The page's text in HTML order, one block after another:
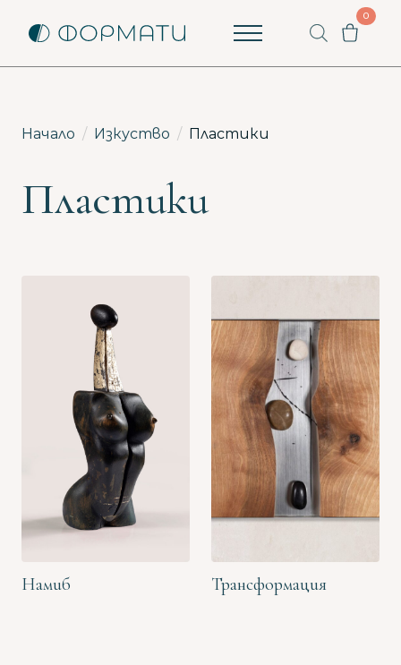
0
Начало Изкуство Пластики
Пластики
Намиб Трансформация
Вашият имейл
Имате ли вече разговор?